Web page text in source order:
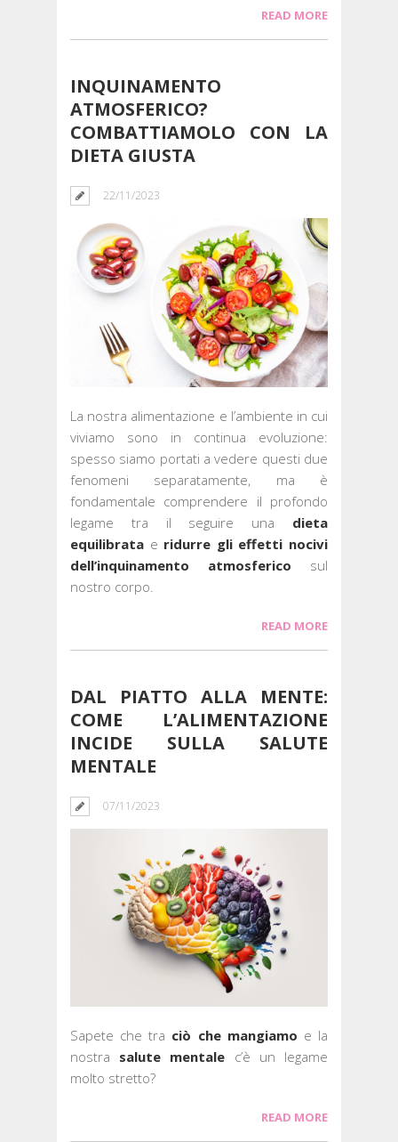
READ MORE
INQUINAMENTO
ATMOSFERICO?
COMBATTIAMOLO CON LA
DIETA GIUSTA
22/11/2023
La nostra alimentazione e l’ambiente in cui
viviamo sono in continua evoluzione:
spesso siamo portati a vedere questi due
fenomeni separatamente, ma è
fondamentale comprendere il profondo
legame tra il seguire una dieta
equilibrata e ridurre gli effetti nocivi
dell’inquinamento atmosferico sul
nostro corpo.
READ MORE
DAL PIATTO ALLA MENTE:
COME L’ALIMENTAZIONE
INCIDE SULLA SALUTE
MENTALE
07/11/2023
Sapete che tra ciò che mangiamo e la
nostra salute mentale c’è un legame
molto stretto?
READ MORE